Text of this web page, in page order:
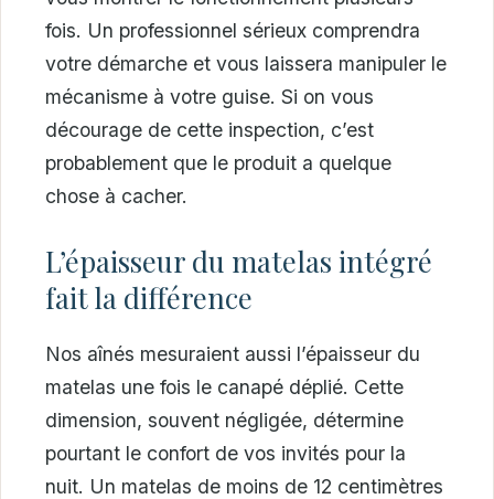
fois. Un professionnel sérieux comprendra
votre démarche et vous laissera manipuler le
mécanisme à votre guise. Si on vous
décourage de cette inspection, c’est
probablement que le produit a quelque
chose à cacher.
L’épaisseur du matelas intégré
fait la différence
Nos aînés mesuraient aussi l’épaisseur du
matelas une fois le canapé déplié. Cette
dimension, souvent négligée, détermine
pourtant le confort de vos invités pour la
nuit. Un matelas de moins de 12 centimètres